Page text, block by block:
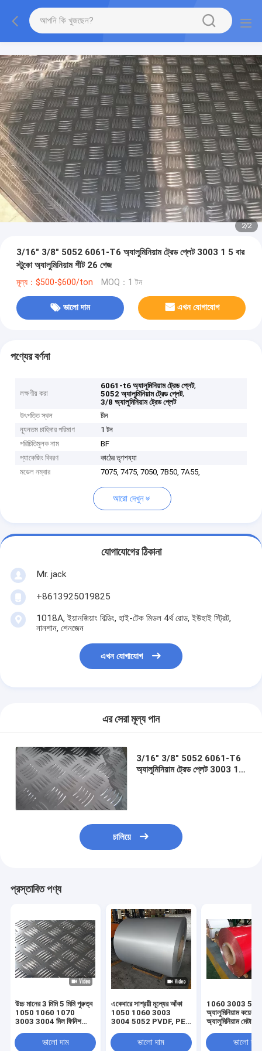
2/2
3/16" 3/8" 5052 6061-T6 অ্যালুমিনিয়াম ট্রেড প্লেট 3003 1 5 বার
স্টুকো অ্যালুমিনিয়াম শীট 26 গেজ
মূল্য：$500-$600/ton MOQ：1 টন
ভালো দাম এখন যোগাযোগ
পণ্যের বর্ণনা
লক্ষণীয় করা
6061-t6 অ্যালুমিনিয়াম ট্রেড প্লেট,
5052 অ্যালুমিনিয়াম ট্রেড প্লেট,
3/8 অ্যালুমিনিয়াম ট্রেড প্লেট
উৎপত্তি স্থল
চীন
ন্যূনতম চাহিদার পরিমাণ
1 টন
পরিচিতিমুলক নাম
BF
প্যাকেজিং বিবরণ
কাঠের তৃণশয্যা
মডেল নম্বার
7075, 7475, 7050, 7B50, 7A55,
আরো দেখুন
যোগাযোগের ঠিকানা
Mr. jack
+8613925019825
1018A, ইয়ানজিয়াং বিল্ডিং, হাই-টেক মিডল 4র্থ রোড, ইউহাই স্ট্রিট,
নানশান, শেনজেন
এখন যোগাযোগ
এর সেরা মূল্য পান
3/16" 3/8" 5052 6061-T6
অ্যালুমিনিয়াম ট্রেড প্লেট 3003 1 5
চালিয়ে
প্রস্তাবিত পণ্য
উচ্চ মানের 3 মিমি 5 মিমি পুরুত্ব
1050 1060 1070
3003 3004 মিল ফিনিশ
ভালো দাম
একেবারে সাশ্রয়ী মূল্যের আঁকা
1050 1060 3003
3004 5052 PVDF, PE
অ্যালুমিনিয়াম কয়েল এবং শীট
ভালো দাম
1060 3003 5083
অ্যালুমিনিয়াম কয়েল
অ্যালুমিনিয়াম মেটাল
ভালো দাম